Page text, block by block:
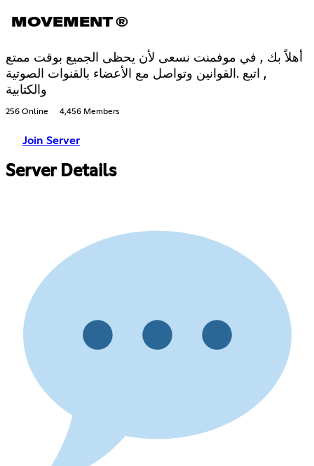
MOVEMENT ®
أهلاً بك , في موفمنت نسعى لأن يحظى الجميع بوقت ممتع
, اتبع .القوانين وتواصل مع الأعضاء بالقنوات الصوتية
والكتابية
256 Online 4,456 Members
Join Server
Server Details